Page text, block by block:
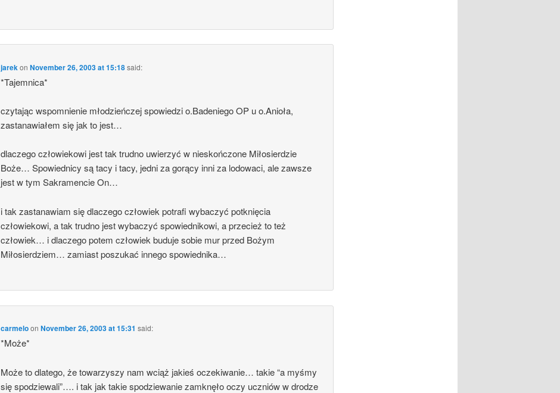
jarek onNovember 26, 2003 at 15:18said:
*Tajemnica*
czytając wspomnienie młodzieńczej spowiedzi o.Badeniego OP u o.Anioła,
zastanawiałem się jak to jest…
dlaczego człowiekowi jest tak trudno uwierzyć w nieskończone Miłosierdzie
Boże… Spowiednicy są tacy i tacy, jedni za gorący inni za lodowaci, ale zawsze
jest w tym Sakramencie On…
i tak zastanawiam się dlaczego człowiek potrafi wybaczyć potknięcia
człowiekowi, a tak trudno jest wybaczyć spowiednikowi, a przecież to też
człowiek… i dlaczego potem człowiek buduje sobie mur przed Bożym
Miłosierdziem… zamiast poszukać innego spowiednika…
carmeloonNovember 26, 2003 at 15:31 said:
*Może*
Może to dlatego, że towarzyszy nam wciąż jakieś oczekiwanie… takie “a myśmy
się spodziewali”…. i tak jak takie spodziewanie zamknęło oczy uczniów w drodze